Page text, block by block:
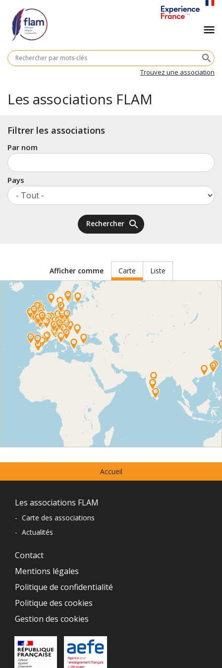
contenu
principal
Navigation
principalesearch
Trouvez une association
menu
Les associations FLAM
Filtrer les associations
Par nom
Pays
Rechercher search
Afficher comme Carte Liste
contributors.
Accueil
Navigation
du
pied
de
page
Les associations FLAM
- Carte des associations
- Actualités
Contact
Mentions légales
Politique de confidentialité
Politique des cookies
Gestion des cookies